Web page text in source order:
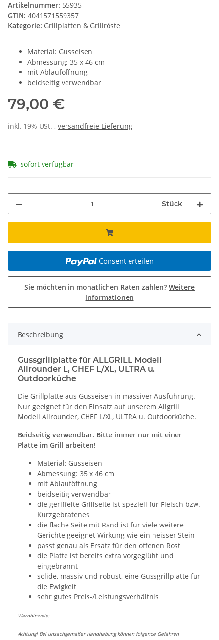
Artikelnummer: 55935
GTIN: 4041571559357
Kategorie: Grillplatten & Grillröste
Material: Gusseisen
Abmessung: 35 x 46 cm
mit Ablauföffnung
beidseitig verwendbar
79,00 €
inkl. 19% USt. , versandfreie Lieferung
sofort verfügbar
Stück
Consent erteilen
Sie möchten in monatlichen Raten zahlen? Weitere
Informationen
Beschreibung
Gussgrillplatte für ALLGRILL Modell
Allrounder L, CHEF L/XL, ULTRA u.
Outdoorküche
Die Grillplatte aus Gusseisen in massiver Ausführung.
Nur geeignet für den Einsatz auf unserem Allgrill
Modell Allrounder, CHEF L/XL, ULTRA u. Outdoorküche.
Beidseitig verwendbar. Bitte immer nur mit einer
Platte im Grill arbeiten!
Material: Gusseisen
Abmessung: 35 x 46 cm
mit Ablauföffnung
beidseitig verwendbar
die geriffelte Grillseite ist speziell für Fleisch bzw.
Kurzgebratenes
die flache Seite mit Rand ist für viele weitere
Gerichte geeignet Wirkung wie ein heisser Stein
passt genau als Ersatz für den offenen Rost
die Platte ist bereits extra vorgeglüht und
eingebrannt
solide, massiv und robust, eine Gussgrillplatte für
die Ewigkeit
sehr gutes Preis-/Leistungsverhältnis
Warnhinweis:
Achtung! Bei unsachgemäßer Handhabung können folgende Gefahren